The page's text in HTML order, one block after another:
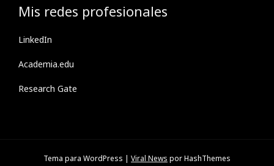
Mis redes profesionales
LinkedIn
Academia.edu
Research Gate
Tema para WordPress | Viral News por HashThemes